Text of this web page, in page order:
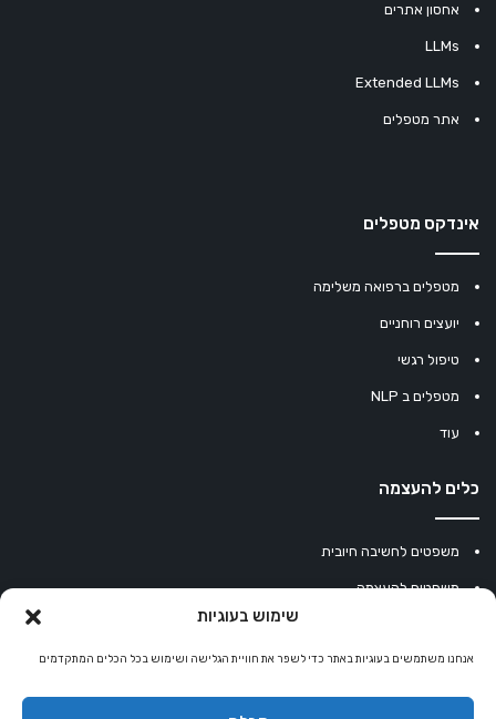
שימוש בעוגיות
אנחנו משתמשים בעוגיות באתר כדי לשפר את חוויית הגלישה ושימוש בכל הכלים המתקדמים
אחסון אתרים
LLMs
Extended LLMs
אתר מטפלים
אינדקס מטפלים
מטפלים ברפואה משלימה
יועצים רוחניים
טיפול רגשי
מטפלים ב NLP
עוד
כלים להעצמה
משפטים לחשיבה חיובית
משפטים להעצמה
מחשבון נומרולוגיה
קריסטלים למזלות